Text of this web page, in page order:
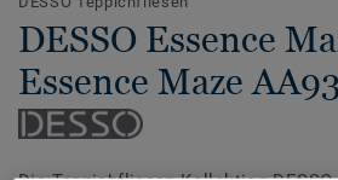
DESSO Essence
Essence Maze